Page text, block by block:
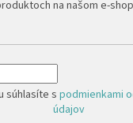
na našom e-
súhlasíte spodmienkami
údajov